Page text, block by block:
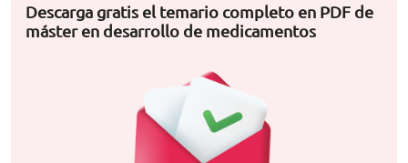
Descarga gratis el temario completo en PDF de
máster en desarrollo de medicamentos